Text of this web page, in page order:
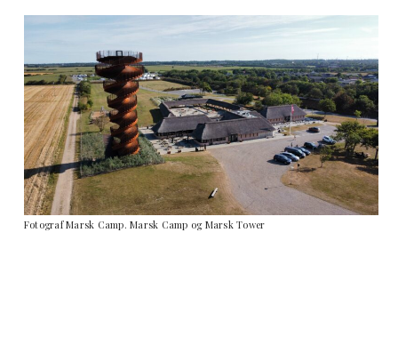
Fotograf Marsk Camp. Marsk Camp og Marsk Tower